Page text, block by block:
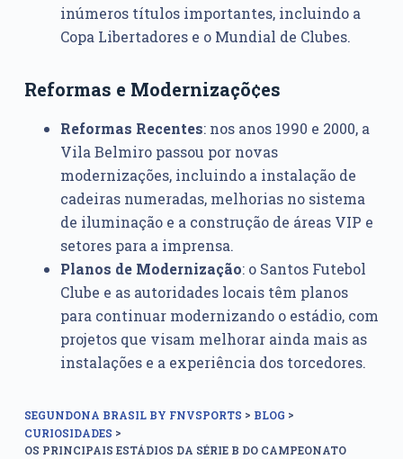
inúmeros títulos importantes, incluindo a
Copa Libertadores e o Mundial de Clubes.
Reformas e Modernizaçõ¢es
Reformas Recentes: nos anos 1990 e 2000, a
Vila Belmiro passou por novas
modernizações, incluindo a instalação de
cadeiras numeradas, melhorias no sistema
de iluminação e a construção de áreas VIP e
setores para a imprensa.
Planos de Modernização: o Santos Futebol
Clube e as autoridades locais têm planos
para continuar modernizando o estádio, com
projetos que visam melhorar ainda mais as
instalações e a experiência dos torcedores.
SEGUNDONA BRASIL BY FNVSPORTS > BLOG >
CURIOSIDADES >
OS PRINCIPAIS ESTÁDIOS DA SÉRIE B DO CAMPEONATO